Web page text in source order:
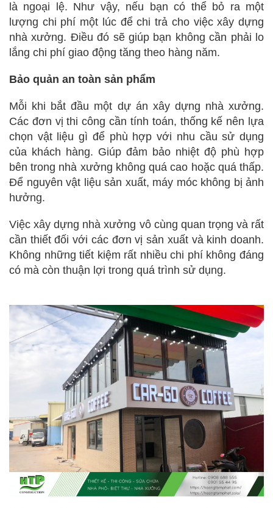
là ngoại lệ. Như vậy, nếu bạn có thể bỏ ra một
lượng chi phí một lúc để chi trả cho việc xây dựng
nhà xưởng. Điều đó sẽ giúp bạn không cần phải lo
lắng chi phí giao động tăng theo hàng năm.
Bảo quản an toàn sản phẩm
Mỗi khi bắt đầu một dự án xây dựng nhà xưởng.
Các đơn vị thi công cần tính toán, thống kế nên lựa
chọn vật liệu gì để phù hợp với nhu cầu sử dụng
của khách hàng. Giúp đảm bảo nhiệt độ phù hợp
bên trong nhà xưởng không quá cao hoặc quá thấp.
Để nguyên vật liệu sản xuất, máy móc không bị ảnh
hưởng.
Việc xây dựng nhà xưởng vô cùng quan trọng và rất
cần thiết đối với các đơn vị sản xuất và kinh doanh.
Không những tiết kiệm rất nhiều chi phí không đáng
có mà còn thuận lợi trong quá trình sử dụng.